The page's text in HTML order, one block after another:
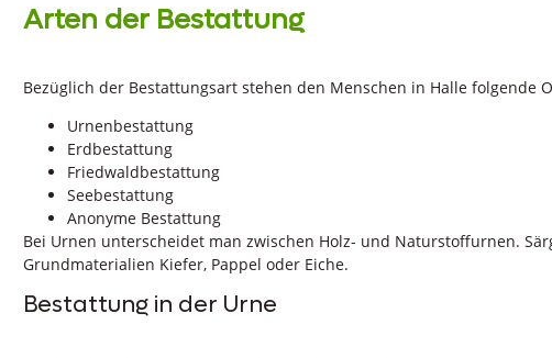
Arten der Bestattung
Bezüglich der Bestattungsart stehen den Menschen in Halle folgende
Urnenbestattung
Erdbestattung
Friedwaldbestattung
Seebestattung
Anonyme Bestattung
Bei Urnen unterscheidet man zwischen Holz- und Naturstoffurnen.
Grundmaterialien Kiefer, Pappel oder Eiche.
Bestattung in der Urne